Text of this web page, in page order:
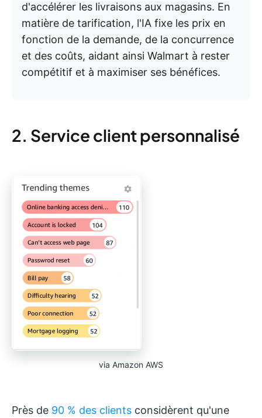
d'accélérer les livraisons aux magasins. En
matière de tarification, l'IA fixe les prix en
fonction de la demande, de la concurrence
et des coûts, aidant ainsi Walmart à rester
compétitif et à maximiser ses bénéfices.
2. Service client personnalisé
via Amazon AWS
Près de 90 % des clients considèrent qu'une